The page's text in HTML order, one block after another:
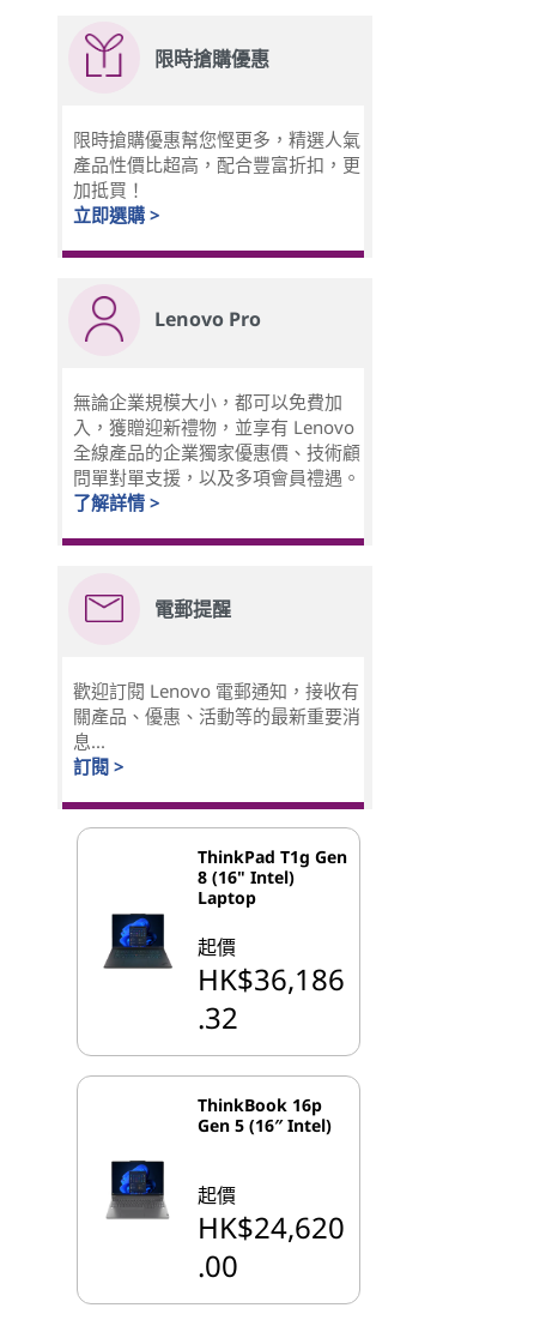
限時搶購優惠
限時搶購優惠幫您慳更多，精選人氣
產品性價比超高，配合豐富折扣，更
加抵買！
立即選購 >
Lenovo Pro
無論企業規模大小，都可以免費加
入，獲贈迎新禮物，並享有 Lenovo
全線產品的企業獨家優惠價、技術顧
問單對單支援，以及多項會員禮遇。
了解詳情 >
電郵提醒
歡迎訂閱 Lenovo 電郵通知，接收有
關產品、優惠、活動等的最新重要消
息...
訂閱 >
ThinkPad T1g Gen
8 (16" Intel)
Laptop
起價
HK$36,186
.32
ThinkBook 16p
Gen 5 (16″ Intel)
起價
HK$24,620
.00